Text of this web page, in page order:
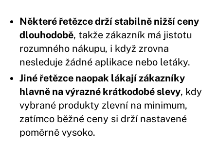
Některé řetězce drží stabilně nižší ceny
dlouhodobě, takže zákazník má jistotu
rozumného nákupu, i když zrovna
nesleduje žádné aplikace nebo letáky.
Jiné řetězce naopak lákají zákazníky
hlavně na výrazné krátkodobé slevy, kdy
vybrané produkty zlevní na minimum,
zatímco běžné ceny si drží nastavené
poměrně vysoko.